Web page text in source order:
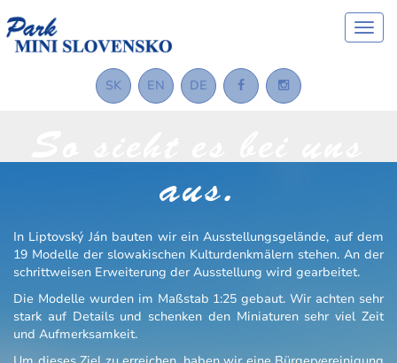
SK EN DE
aus.
In Liptovský Ján bauten wir ein Ausstellungsgelände, auf dem
19 Modelle der slowakischen Kulturdenkmälern stehen. An der
schrittweisen Erweiterung der Ausstellung wird gearbeitet.
Die Modelle wurden im Maßstab 1:25 gebaut. Wir achten sehr
stark auf Details und schenken den Miniaturen sehr viel Zeit
und Aufmerksamkeit.